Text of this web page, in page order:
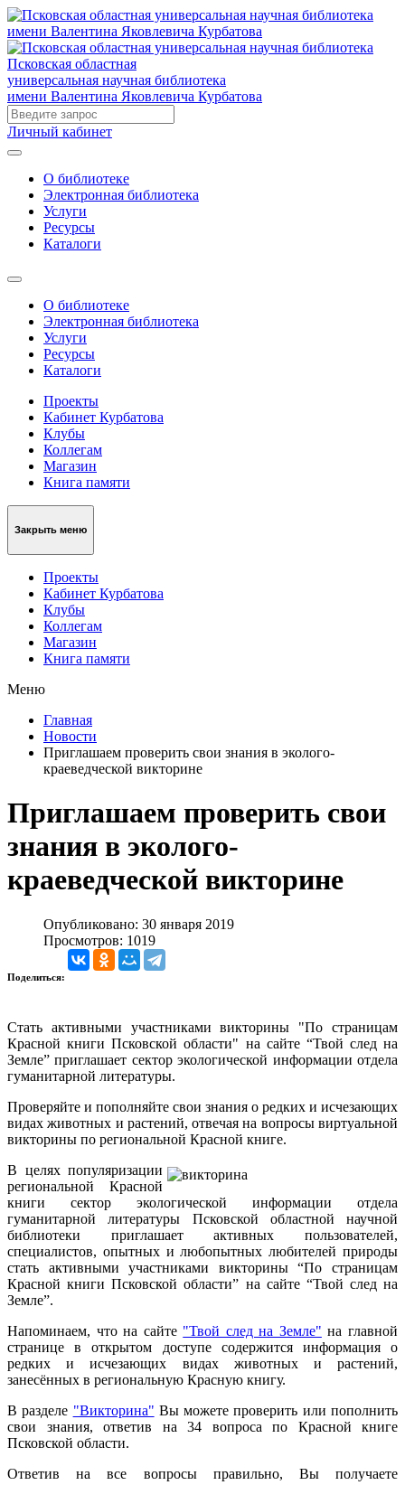
Псковская областная
универсальная научная библиотека
имени Валентина Яковлевича Курбатова
Личный кабинет
О библиотеке
Электронная библиотека
Услуги
Ресурсы
Каталоги
О библиотеке
Электронная библиотека
Услуги
Ресурсы
Каталоги
Проекты
Кабинет Курбатова
Клубы
Коллегам
Магазин
Книга памяти
Закрыть меню
Проекты
Кабинет Курбатова
Клубы
Коллегам
Магазин
Книга памяти
Меню
Главная
Новости
Приглашаем проверить свои знания в эколого-
краеведческой викторине
Приглашаем проверить свои
знания в эколого-
краеведческой викторине
Опубликовано: 30 января 2019
Просмотров: 1019
Поделиться:
Стать активными участниками викторины "По страницам
Красной книги Псковской области" на сайте “Твой след на
Земле” приглашает сектор экологической информации отдела
гуманитарной литературы.
Проверяйте и пополняйте свои знания о редких и исчезающих
видах животных и растений, отвечая на вопросы виртуальной
викторины по региональной Красной книге.
В целях популяризации
региональной Красной
книги сектор экологической информации отдела
гуманитарной литературы Псковской областной научной
библиотеки приглашает активных пользователей,
специалистов, опытных и любопытных любителей природы
стать активными участниками викторины “По страницам
Красной книги Псковской области” на сайте “Твой след на
Земле”.
Напоминаем, что на сайте "Твой след на Земле" на главной
странице в открытом доступе содержится информация о
редких и исчезающих видах животных и растений,
занесённых в региональную Красную книгу.
В разделе "Викторина" Вы можете проверить или пополнить
свои знания, ответив на 34 вопроса по Красной книге
Псковской области.
Ответив на все вопросы правильно, Вы получаете